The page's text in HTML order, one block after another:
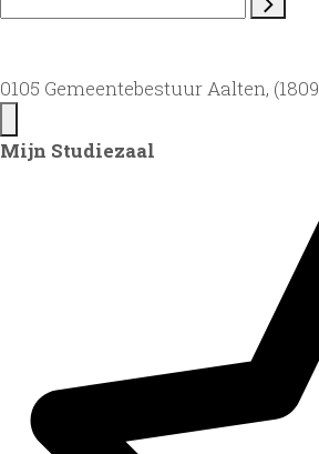
0105 Gemeentebestuur Aalten,
Mijn Studiezaal